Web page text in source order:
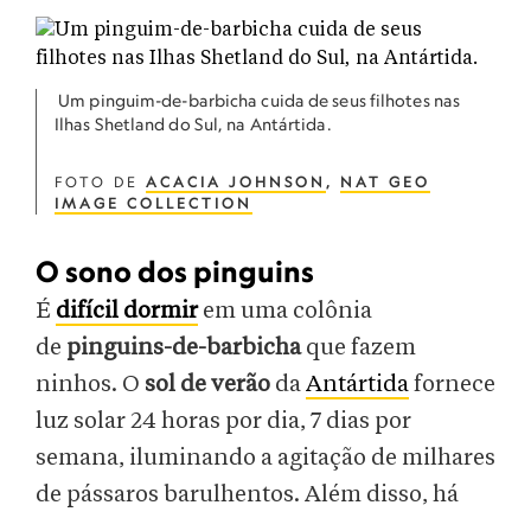
Um pinguim-de-barbicha cuida de seus filhotes nas
Ilhas Shetland do Sul, na Antártida.
FOTO DE ACACIA JOHNSON , NAT GEO
IMAGE COLLECTION
O sono dos pinguins
É difícil dormir em uma colônia
de pinguins-de-barbichaque fazem
ninhos. O sol de verão daAntártidafornece
luz solar 24 horas por dia, 7 dias por
semana, iluminando a agitação de milhares
de pássaros barulhentos. Além disso, há